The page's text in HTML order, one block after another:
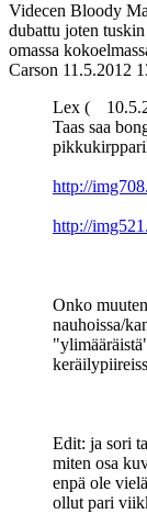
Videcen Bloody
dubattu joten
omassa
Carson 11.5.2012
Lex (
Taas saa
http://
http://
Onko
nauhoissa/
Edit: ja sori
miten osa
enpä ole
ollut pari